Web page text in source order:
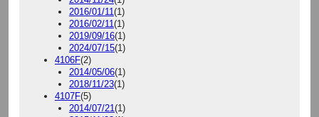
2016/01/11 (1)
2016/02/11 (1)
2019/09/16(1)
2024/07/15(1)
4106F(2)
2014/05/06(1)
2018/11/23(1)
4107F(5)
2014/07/21 (1)